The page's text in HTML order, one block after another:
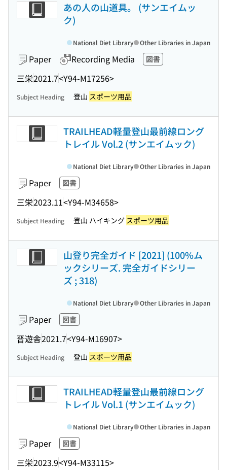
あの人の山道具。 (サンエイムッ
ク)
Paper Recording Media 図書
三栄2021.7<Y94-M17256>
National Diet Library Other Libraries in Japan
Subject Heading 登山 スポーツ用品
TRAILHEAD軽量登山最前線ロング
トレイル Vol.2 (サンエイムック)
Paper 図書
三栄2023.11<Y94-M34658>
National Diet Library Other Libraries in Japan
Subject Heading 登山 ハイキング スポーツ用品
山登り完全ガイド [2021] (100%ム
ックシリーズ. 完全ガイドシリー
ズ ; 318)
Paper 図書
晋遊舎2021.7<Y94-M16907>
National Diet Library Other Libraries in Japan
Subject Heading 登山 スポーツ用品
TRAILHEAD軽量登山最前線ロング
トレイル Vol.1 (サンエイムック)
Paper 図書
三栄2023.9<Y94-M33115>
National Diet Library Other Libraries in Japan